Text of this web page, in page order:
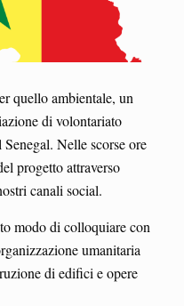
quello ambientale, un
di volontariato
Nelle scorse ore
progetto attraverso
canali social.
modo di colloquiare con
umanitaria
di edifici e opere